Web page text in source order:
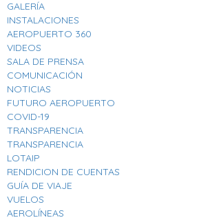
GALERÍA
INSTALACIONES
AEROPUERTO 360
VIDEOS
SALA DE PRENSA
COMUNICACIÓN
NOTICIAS
FUTURO AEROPUERTO
COVID-19
TRANSPARENCIA
TRANSPARENCIA
LOTAIP
RENDICION DE CUENTAS
GUÍA DE VIAJE
VUELOS
AEROLÍNEAS